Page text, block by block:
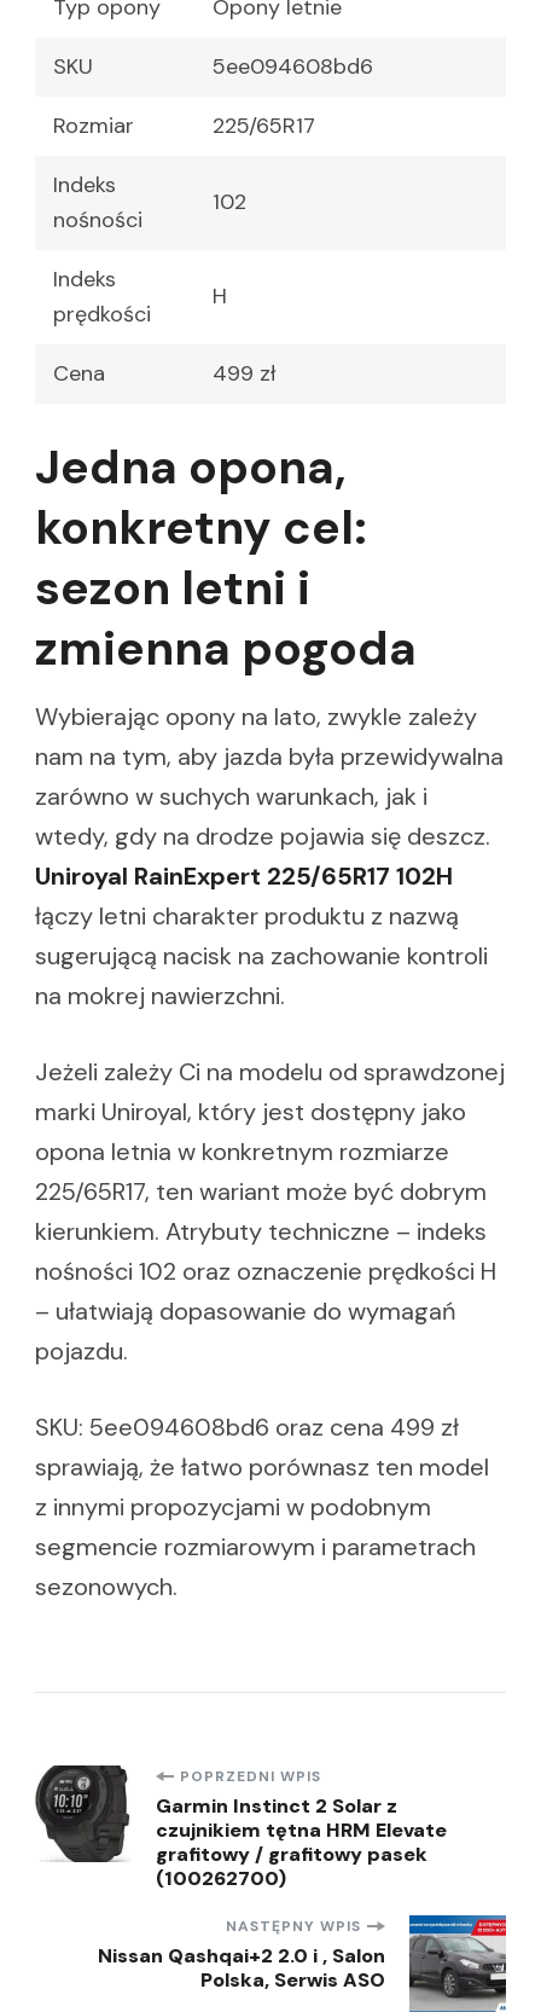
Typ opony Opony letnie
SKU 5ee094608bd6
Rozmiar 225/65R17
Indeks
nośności
102
Indeks
prędkości
H
Cena 499 zł
Jedna opona,
konkretny cel:
sezon letni i
zmienna pogoda
Wybierając opony na lato, zwykle zależy
nam na tym, aby jazda była przewidywalna
zarówno w suchych warunkach, jak i
wtedy, gdy na drodze pojawia się deszcz.
Uniroyal RainExpert 225/65R17 102H
łączy letni charakter produktu z nazwą
sugerującą nacisk na zachowanie kontroli
na mokrej nawierzchni.
Jeżeli zależy Ci na modelu od sprawdzonej
marki Uniroyal, który jest dostępny jako
opona letnia w konkretnym rozmiarze
225/65R17, ten wariant może być dobrym
kierunkiem. Atrybuty techniczne – indeks
nośności 102 oraz oznaczenie prędkości H
– ułatwiają dopasowanie do wymagań
pojazdu.
SKU: 5ee094608bd6 oraz cena 499 zł
sprawiają, że łatwo porównasz ten model
z innymi propozycjami w podobnym
segmencie rozmiarowym i parametrach
sezonowych.
Nawigacja
wpisu
POPRZEDNI WPIS
Garmin Instinct 2 Solar z
czujnikiem tętna HRM Elevate
grafitowy / grafitowy pasek
(100262700)
NASTĘPNY WPIS
Nissan Qashqai+2 2.0 i , Salon
Polska, Serwis ASO